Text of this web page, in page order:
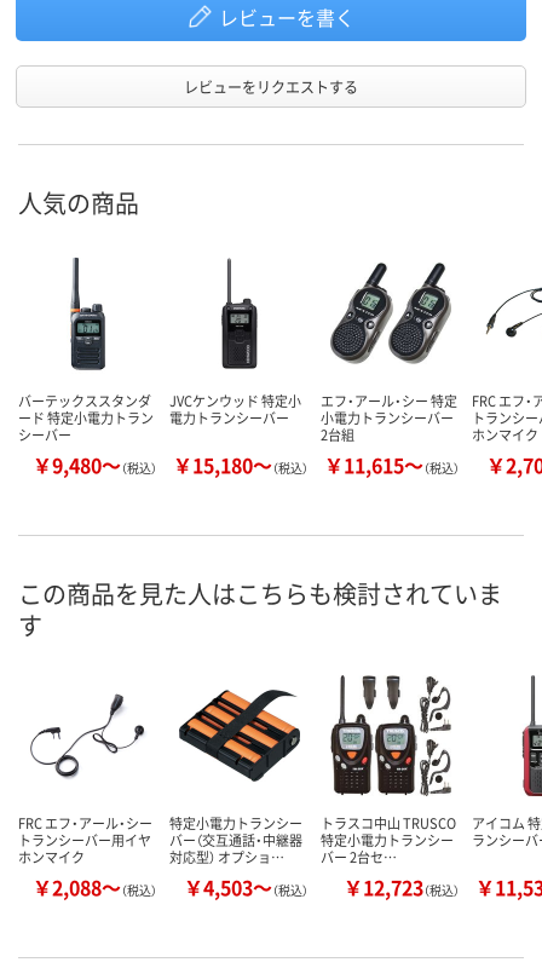
レビューを書く
レビューをリクエストする
人気の商品
バーテックススタンダ
ード 特定小電力トラン
シーバー
￥9,480～（税込）
JVCケンウッド 特定小
電力トランシーバー
￥15,180～（税込）
エフ・アール・シー 特定
小電力トランシーバー
2台組
￥11,615～（税込）
FRC エフ・
トランシ
ホンマイ
￥
この商品を見た人はこちらも検討されていま
す
FRC エフ・アール・シー
トランシーバー用イヤ
ホンマイク
￥2,088～（税込）
特定小電力トランシー
バー（交互通話・中継器
対応型） オプショ…
￥4,503～（税込）
トラスコ中山 TRUSCO
特定小電力トランシー
バー 2台セ…
￥12,723（税込）
アイコム
ランシーバ
￥